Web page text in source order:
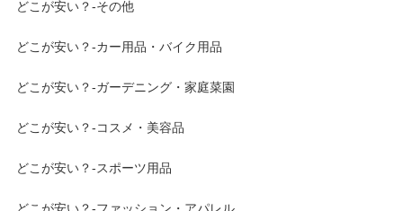
どこが安い？-その他
どこが安い？-カー用品・バイク用品
どこが安い？-ガーデニング・家庭菜園
どこが安い？-コスメ・美容品
どこが安い？-スポーツ用品